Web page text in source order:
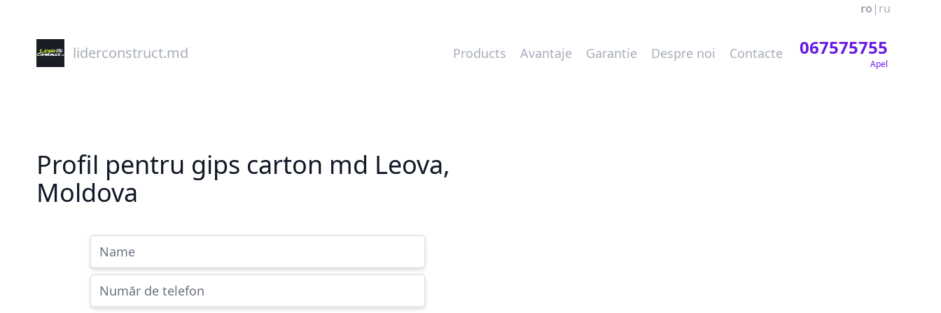
ro | ru
liderconstruct.md Products Avantaje Garantie Despre noi Contacte 067575755
Apel
Profil pentru gips carton md Leova,
Moldova